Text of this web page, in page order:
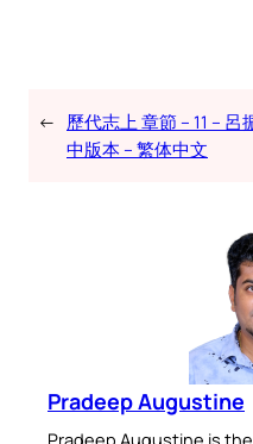
← 歷代志上 章節 – 11 – 呂
中版本 – 繁体中文
Pradeep Augustine
Pradeep Augustine is